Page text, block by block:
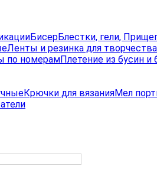
БисерБлестки, гели,
Ленты и резинка для творчества
по номерамПлетение из бусин и
Крючки для вязанияМел